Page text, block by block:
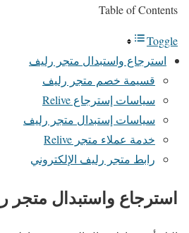
Table of Contents
Toggle
استرجاع واستبدال متجر رليف
قسيمة خصم متجر رليف
سياسات إسترجاع Relive
سياسات إستبدال متجر رليف
خدمة عملاء متجر Relive
رابط متجر رليف الإلكتروني
استرجاع واستبدال متجر